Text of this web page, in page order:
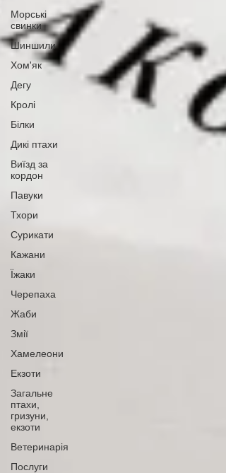
Морські
свинки
Шиншили
Хом'як
Дегу
Кролі
Білки
Дикі птахи
Виїзд за
кордон
Павуки
Тхори
Сурикати
Кажани
Їжаки
Черепаха
Жаби
Змії
Хамелеони
Екзоти
Загальне
птахи,
гризуни,
екзоти
Ветеринарія
Послуги